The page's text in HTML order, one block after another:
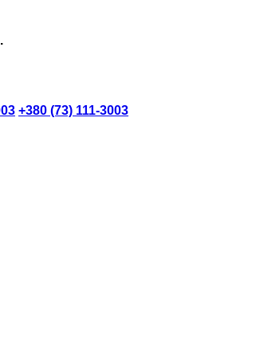
+380 (73) 111-3003